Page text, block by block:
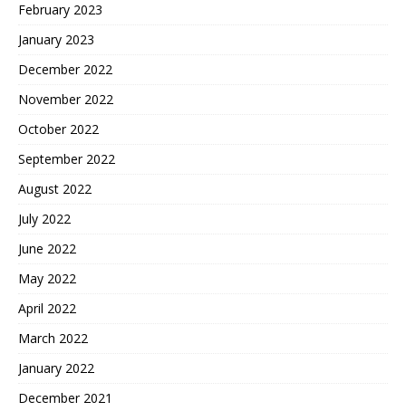
February 2023
January 2023
December 2022
November 2022
October 2022
September 2022
August 2022
July 2022
June 2022
May 2022
April 2022
March 2022
January 2022
December 2021